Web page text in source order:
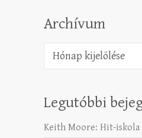
Archívum
Archívum
Legutóbbi
Keith Moore: Hit-